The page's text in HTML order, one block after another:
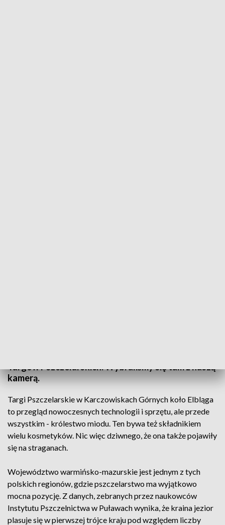
Targów Pszczelarskich. Wybraliśmy się tam z naszą
kamerą.
Targi Pszczelarskie w Karczowiskach Górnych koło Elbląga
to przegląd nowoczesnych technologii i sprzętu, ale przede
wszystkim - królestwo miodu. Ten bywa też składnikiem
wielu kosmetyków. Nic więc dziwnego, że ona także pojawiły
się na straganach.
Województwo warmińsko-mazurskie jest jednym z tych
polskich regionów, gdzie pszczelarstwo ma wyjątkowo
mocna pozycję. Z danych, zebranych przez naukowców
Instytutu Pszczelnictwa w Puławach wynika, że kraina jezior
plasuje się w pierwszej trójce kraju pod względem liczby